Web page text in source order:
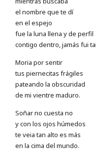
el nombre que te dí
en el espejo
fue la luna llena y de perfil
contigo dentro, jamás fui
Moria por sentir
tus piernecitas frágiles
pateando la obscuridad
de mi vientre maduro.
Soñar no cuesta no
y con los ojos húmedos
te veia tan alto es más
en la cima del mundo.